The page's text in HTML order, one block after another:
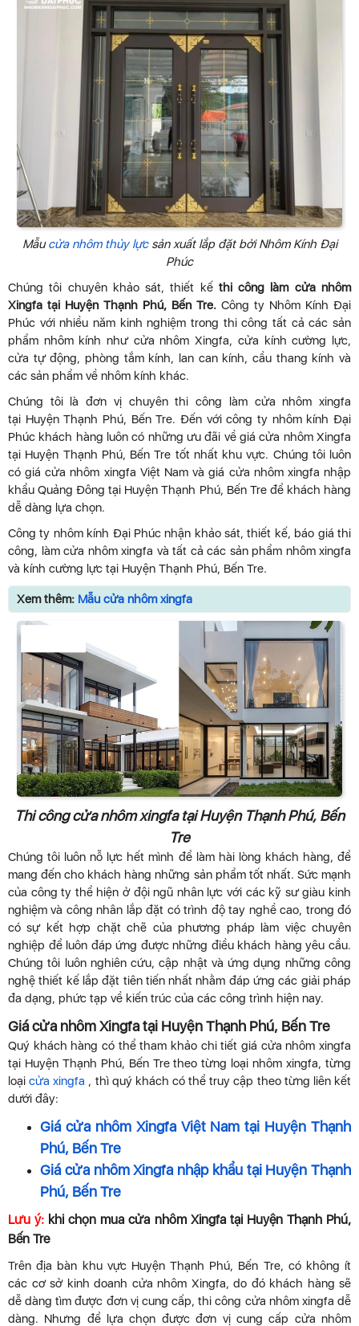
Mẫucửa nhôm thủy lựcsản xuất lắp đặt bởi Nhôm Kính Đại
Phúc
Chúng tôi chuyên khảo sát, thiết kế thi công làm cửa nhôm
Xingfa tại Huyện Thạnh Phú, Bến Tre. Công ty Nhôm Kính Đại
Phúc với nhiều năm kinh nghiệm trong thi công tất cả các sản
phẩm nhôm kính như cửa nhôm Xingfa, cửa kính cường lực,
cửa tự động, phòng tắm kính, lan can kính, cầu thang kính và
các sản phẩm về nhôm kính khác.
Chúng tôi là đơn vị chuyên thi công làm cửa nhôm xingfa
tại Huyện Thạnh Phú, Bến Tre. Đến với công ty nhôm kính Đại
Phúc khách hàng luôn có những ưu đãi về giá cửa nhôm Xingfa
tại Huyện Thạnh Phú, Bến Tre tốt nhất khu vực. Chúng tôi luôn
có giá cửa nhôm xingfa Việt Nam và giá cửa nhôm xingfa nhập
khẩu Quảng Đông tại Huyện Thạnh Phú, Bến Tre để khách hàng
dễ dàng lựa chọn.
Công ty nhôm kính Đại Phúc nhận khảo sát, thiết kế, báo giá thi
công, làm cửa nhôm xingfa và tất cả các sản phẩm nhôm xingfa
và kính cường lực tại Huyện Thạnh Phú, Bến Tre.
Xem thêm: Mẫu cửa nhôm xingfa
Thi công cửa nhôm xingfa tại Huyện Thạnh Phú, Bến
Tre
Chúng tôi luôn nỗ lực hết mình để làm hài lòng khách hàng, để
mang đến cho khách hàng những sản phẩm tốt nhất. Sức mạnh
của công ty thể hiện ở đội ngũ nhân lực với các kỹ sư giàu kinh
nghiệm và công nhân lắp đặt có trình độ tay nghề cao, trong đó
có sự kết hợp chặt chẽ của phương pháp làm việc chuyên
nghiệp để luôn đáp ứng được những điều khách hàng yêu cầu.
Chúng tôi luôn nghiên cứu, cập nhật và ứng dụng những công
nghệ thiết kế lắp đặt tiên tiến nhất nhằm đáp ứng các giải pháp
đa dạng, phức tạp về kiến trúc của các công trình hiện nay.
Giá cửa nhôm Xingfa tại Huyện Thạnh Phú, Bến Tre
Quý khách hàng có thể tham khảo chi tiết giá cửa nhôm xingfa
tại Huyện Thạnh Phú, Bến Tre theo từng loại nhôm xingfa, từng
loạicửa xingfa , thì quý khách có thể truy cập theo từng liên kết
dưới đây:
Giá cửa nhôm Xingfa Việt Nam tại Huyện Thạnh
Phú, Bến Tre
Giá cửa nhôm Xingfa nhập khẩu tại Huyện Thạnh
Phú, Bến Tre
Lưu ý: khi chọn mua cửa nhôm Xingfa tại Huyện Thạnh Phú,
Bến Tre
Trên địa bàn khu vực Huyện Thạnh Phú, Bến Tre, có không ít
các cơ sở kinh doanh cửa nhôm Xingfa, do đó khách hàng sẽ
dễ dàng tìm được đơn vị cung cấp, thi công cửa nhôm xingfa dễ
dàng. Nhưng để lựa chọn được đơn vị cung cấp cửa nhôm